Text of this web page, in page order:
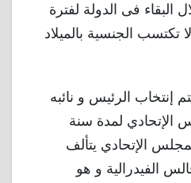
البقاء فى الدولة لفترة
عامًا و لا تكتسب الجنسية بالميلاد
إنتخاب الرئيس و نائبه
الإتحادي لمدة سنة
الإتحادي يتألف
الفيدرالية و هو